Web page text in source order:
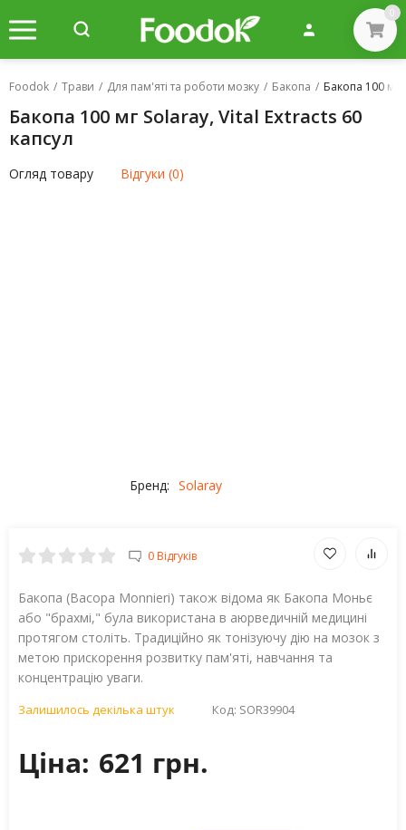
0
Foodok / Трави / Для пам'яті та роботи мозку / Бакопа / Бакопа 100 мг
Бакопа 100 мг Solaray, Vital Extracts 60
капсул
Огляд товару Відгуки (0)
Бренд: Solaray
0 Відгуків
Бакопа (Bacopa Monnieri) також відома як Бакопа Моньє
або "брахмі," була використана в аюрведичній медицині
протягом століть. Традиційно як тонізуючу дію на мозок з
метою прискорення розвитку пам'яті, навчання та
концентрацію уваги.
Залишилось декілька штук Код: SOR39904
Ціна: 621 грн.